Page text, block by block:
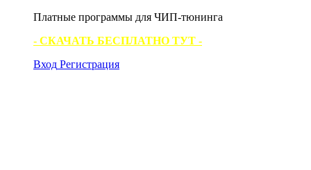
Платные программы для ЧИП-тюнинга
- СКАЧАТЬ БЕСПЛАТНО ТУТ -
Вход Регистрация